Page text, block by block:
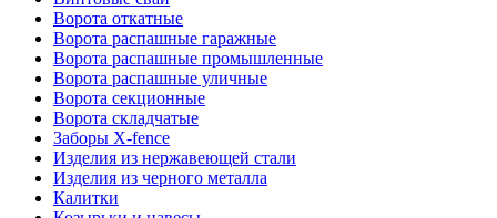
Ворота откатные
Ворота распашные гаражные
Ворота распашные промышленные
Ворота распашные уличные
Ворота секционные
Ворота складчатые
Заборы X-fence
Изделия из нержавеющей стали
Изделия из черного металла
Калитки